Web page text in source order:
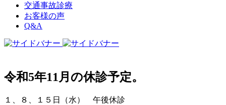
交通事故診療
お客様の声
Q&A
令和5年11月の休診予定。
１、８、１５日（水） 午後休診